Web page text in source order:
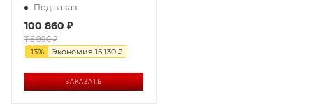
Под заказ
100 860 ₽
115 990₽
-13% Экономия 15 130 ₽
ЗАКАЗАТЬ